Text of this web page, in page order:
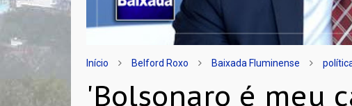
Início Belford Roxo Baixada Fluminense
'Bolsonaro é meu